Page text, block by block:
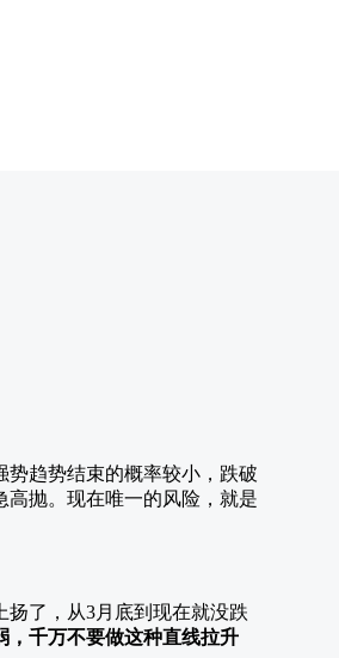
趋势结束的概率较小，跌破
高抛。现在唯一的风险，就是
了，从3月底到现在就没跌
，千万不要做这种直线拉升